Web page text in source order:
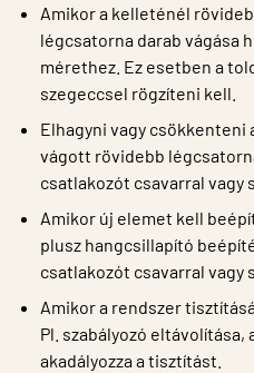
Amikor a kelleténél
légcsatorna darab vágása
mérethez. Ez esetben a
szegeccsel rögzíteni kell.
Elhagyni vagy csökkenteni
vágott rövidebb
csatlakozót csavarral vagy
Amikor új elemet kell
plusz hangcsillapító
csatlakozót csavarral vagy
Amikor a rendszer
Pl. szabályozó eltávolítása,
akadályozza a tisztítást.